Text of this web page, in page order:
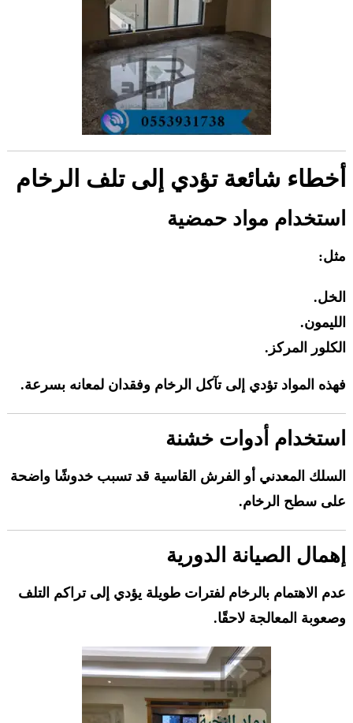
أخطاء شائعة تؤدي إلى تلف الرخام
استخدام مواد حمضية
مثل:
الخل.
الليمون.
الكلور المركز.
فهذه المواد تؤدي إلى تآكل الرخام وفقدان لمعانه بسرعة.
استخدام أدوات خشنة
السلك المعدني أو الفرش القاسية قد تسبب خدوشًا واضحة
على سطح الرخام.
إهمال الصيانة الدورية
عدم الاهتمام بالرخام لفترات طويلة يؤدي إلى تراكم التلف
وصعوبة المعالجة لاحقًا.